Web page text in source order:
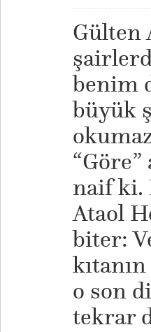
Gülten
benim
büyük
naif ki.
Ataol
biter:
o son
tekrar